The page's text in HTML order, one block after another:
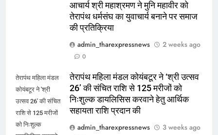
आचार्य श्री महाश्रमण ने मुनि महावीर को
तेरापंथ धर्मसंघ का युवाचार्य बनाने पर समाज
की प्रतिक्रिया
admin_tharexpressnews
2 weeks ago
0
तेरापंथ महिला मंडल
कोयंबटूर ने 'श्री
उत्सव 26' की संचित
राशि से 125 मरीजों
को निःशुल्क
तेरापंथ महिला मंडल कोयंबटूर ने ‘श्री उत्सव
26’ की संचित राशि से 125 मरीजों को
निःशुल्क डायलिसिस करवाने हेतु आर्थिक
सहायता राशि प्रदान की
admin_tharexpressnews
3 weeks ago